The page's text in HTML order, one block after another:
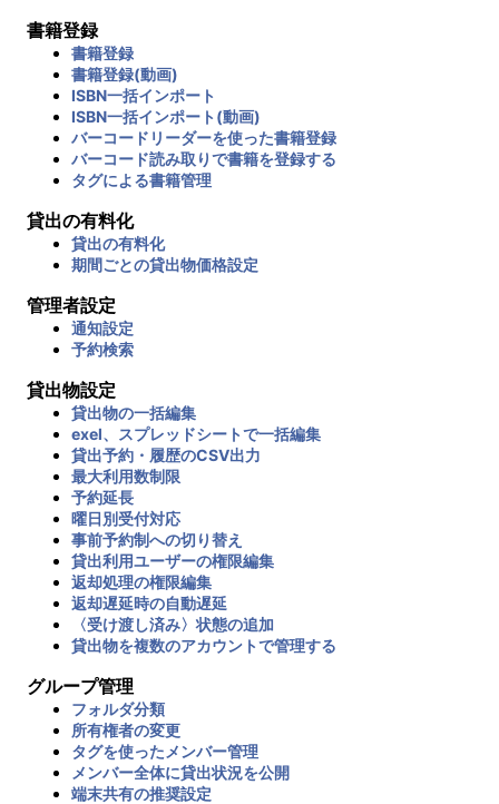
書籍登録
書籍登録
書籍登録(動画)
ISBN一括インポート
ISBN一括インポート(動画)
バーコードリーダーを使った書籍登録
バーコード読み取りで書籍を登録する
タグによる書籍管理
貸出の有料化
貸出の有料化
期間ごとの貸出物価格設定
管理者設定
通知設定
予約検索
貸出物設定
貸出物の一括編集
exel、スプレッドシートで一括編集
貸出予約・履歴のCSV出力
最大利用数制限
予約延長
曜日別受付対応
事前予約制への切り替え
貸出利用ユーザーの権限編集
返却処理の権限編集
返却遅延時の自動遅延
〈受け渡し済み〉状態の追加
貸出物を複数のアカウントで管理する
グループ管理
フォルダ分類
所有権者の変更
タグを使ったメンバー管理
メンバー全体に貸出状況を公開
端末共有の推奨設定